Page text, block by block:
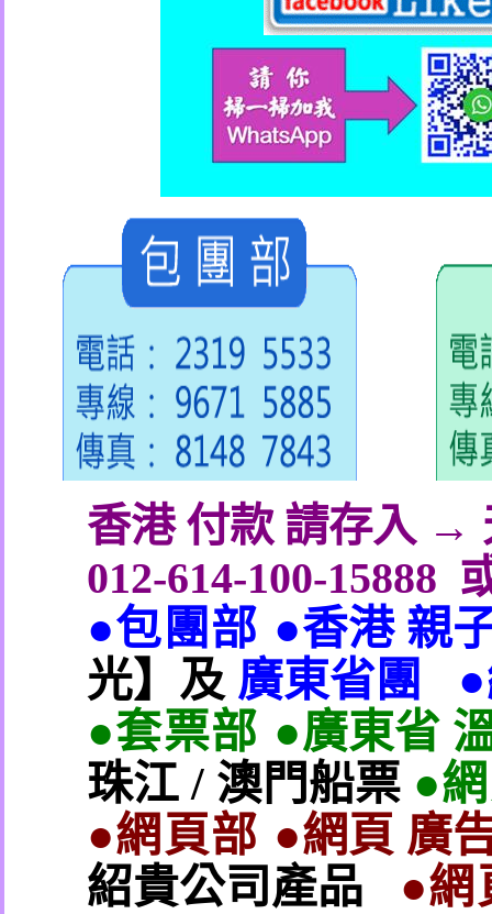
香港 付款 請存入 →
012-614-100-15888
●包團部 ●香港 親
光】及 廣東省團
●套票部 ●廣東省
珠江/ 澳門船票 ●
●網頁部 ●網頁 廣
紹貴公司產品
●網